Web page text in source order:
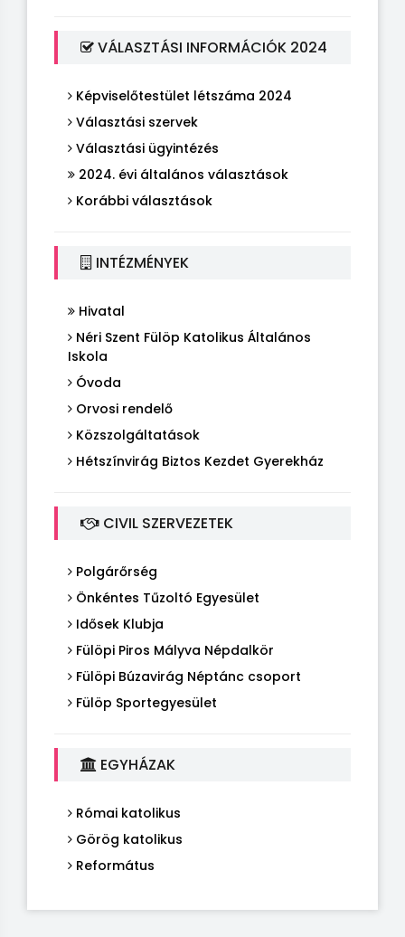
VÁLASZTÁSI INFORMÁCIÓK 2024
Képviselőtestület létszáma 2024
Választási szervek
Választási ügyintézés
2024. évi általános választások
Korábbi választások
INTÉZMÉNYEK
Hivatal
Néri Szent Fülöp Katolikus Általános
Iskola
Óvoda
Orvosi rendelő
Közszolgáltatások
Hétszínvirág Biztos Kezdet Gyerekház
CIVIL SZERVEZETEK
Polgárőrség
Önkéntes Tűzoltó Egyesület
Idősek Klubja
Fülöpi Piros Mályva Népdalkör
Fülöpi Búzavirág Néptánc csoport
Fülöp Sportegyesület
EGYHÁZAK
Római katolikus
Görög katolikus
Református